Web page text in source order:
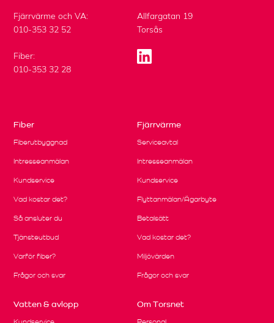
Fjärrvärme och VA:
010-353 32 52
Fiber:
010-353 32 28
Allfargatan 19
Torsås
Fiber
Fiberutbyggnad
Intresseanmälan
Kundservice
Vad kostar det?
Så ansluter du
Tjänsteutbud
Varför fiber?
Frågor och svar
Fjärrvärme
Serviceavtal
Intresseanmälan
Kundservice
Flyttanmälan/Ägarbyte
Betalsätt
Vad kostar det?
Miljövärden
Frågor och svar
Vatten & avlopp Om Torsnet